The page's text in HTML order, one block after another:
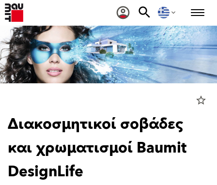
star_border
Διακοσμητικοί σοβάδες
και χρωματισμοί Baumit
DesignLife